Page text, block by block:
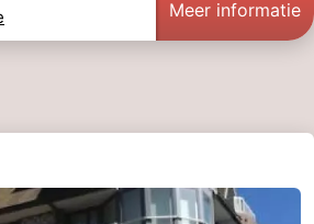
Meer informatie